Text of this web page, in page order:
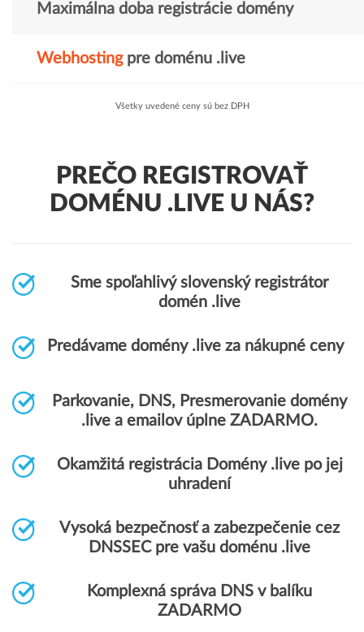
Maximálna doba registrácie domény
Webhostingpre doménu .live
Všetky uvedené ceny sú bez DPH
PREČO REGISTROVAŤ
DOMÉNU .LIVE U NÁS?
Sme spoľahlivý slovenský registrátor
domén .live
Predávame domény .live za nákupné ceny
Parkovanie, DNS, Presmerovanie domény
.live a emailov úplne ZADARMO.
Okamžitá registrácia Domény .live po jej
uhradení
Vysoká bezpečnosť a zabezpečenie cez
DNSSEC pre vašu doménu .live
Komplexná správa DNS v balíku
ZADARMO